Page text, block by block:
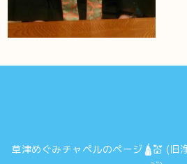
草津めぐみチャペルのページ🛕💒 (旧